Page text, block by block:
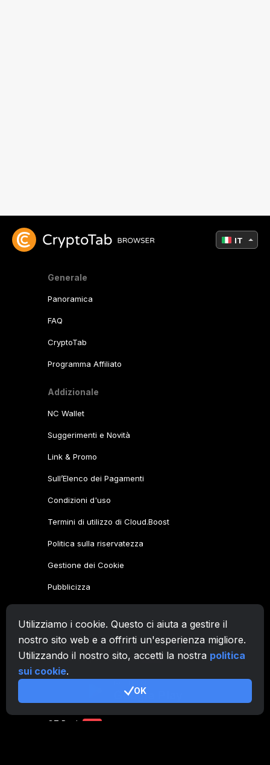
Utilizziamo i cookie. Questo ci aiuta a gestire il
nostro sito web e a offrirti un'esperienza migliore.
Utilizzando il nostro sito, accetti la nostra politica
sui cookie.
OK
Generale
Panoramica
FAQ
CryptoTab
Programma Affiliato
Addizionale
NC Wallet
Suggerimenti e Novità
Link & Promo
Sull’Elenco dei Pagamenti
Condizioni d'uso
Termini di utilizzo di Cloud.Boost
Politica sulla riservatezza
Gestione dei Cookie
Pubblicizza
CryptoTab Browser
CryptoTabper Android MAX
CryptoTabper Android PRO
CryptoTabper Android LITE
CT Pool
IT